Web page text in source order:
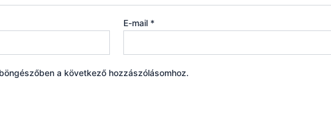
E-mail *
a következő hozzászólásomhoz.